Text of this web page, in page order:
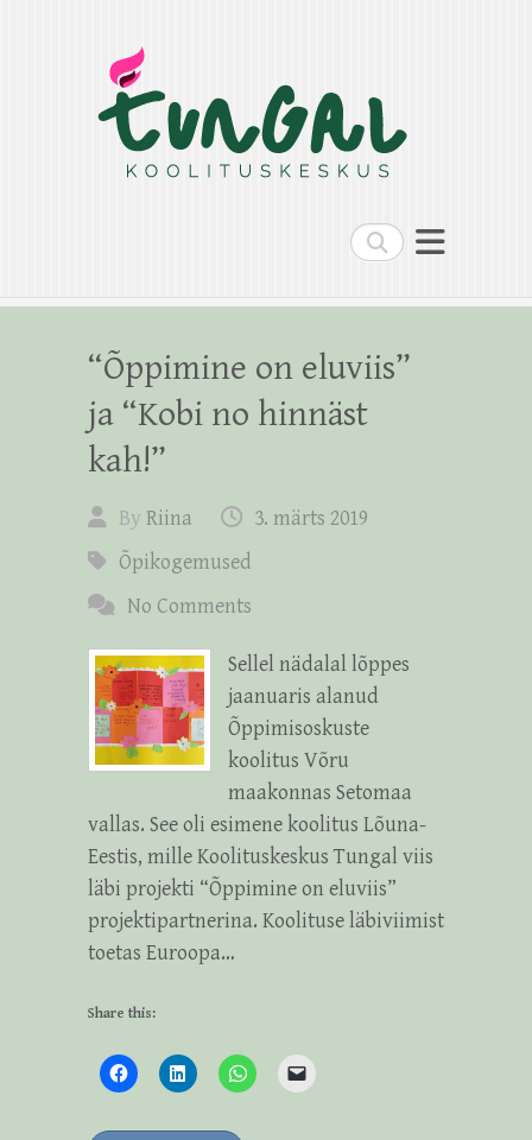
Search
“Õppimine on eluviis”
ja “Kobi no hinnäst
kah!”
By Riina
3. märts 2019
Õpikogemused
No Comments
Sellel nädalal lõppes
jaanuaris alanud
Õppimisoskuste
koolitus Võru
maakonnas Setomaa
vallas. See oli esimene koolitus Lõuna-
Eestis, mille Koolituskeskus Tungal viis
läbi projekti “Õppimine on eluviis”
projektipartnerina. Koolituse läbiviimist
toetas Euroopa…
Share this: